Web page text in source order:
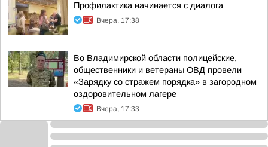
Профилактика начинается с диалога
Вчера, 17:38
Во Владимирской области полицейские,
общественники и ветераны ОВД провели
«Зарядку со стражем порядка» в загородном
оздоровительном лагере
Вчера, 17:33